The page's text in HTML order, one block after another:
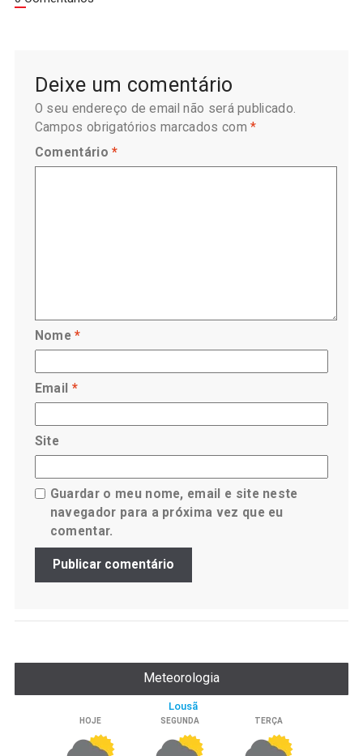
Deixe um comentário
O seu endereço de email não será publicado.
Campos obrigatórios marcados com*
Comentário*
Nome*
Email *
Site
Guardar o meu nome, email e site neste
navegador para a próxima vez que eu
comentar.
Meteorologia